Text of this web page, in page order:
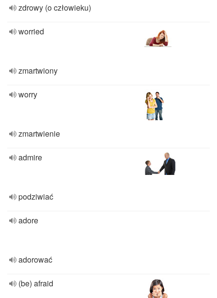
zdrowy (o człowieku)
worried
zmartwiony
worry
zmartwienie
admire
podziwiać
adore
adorować
(be) afraid